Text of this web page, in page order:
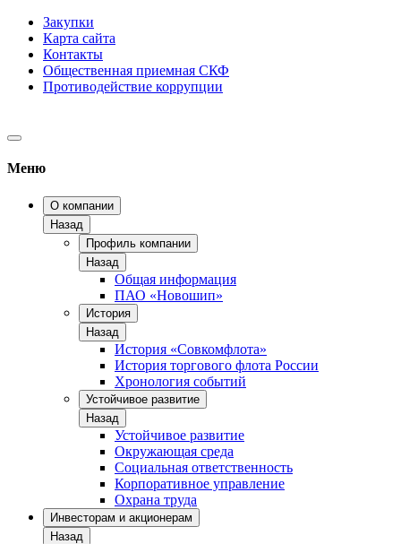
Закупки
Карта сайта
Контакты
Общественная приемная СКФ
Противодействие коррупции
Меню
О компании
Назад
Профиль компании
Назад
Общая информация
ПАО «Новошип»
История
Назад
История «Совкомфлота»
История торгового флота России
Хронология событий
Устойчивое развитие
Назад
Устойчивое развитие
Окружающая среда
Социальная ответственность
Корпоративное управление
Охрана труда
Инвесторам и акционерам
Назад